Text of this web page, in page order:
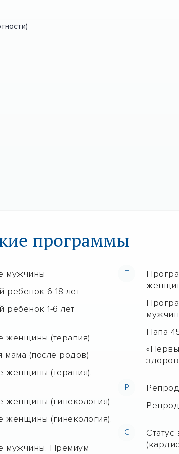
программы
мужчины
ребенок 6-18 лет
ребенок 1-6 лет
женщины (терапия)
мама (после родов)
женщины (терапия).
женщины (гинекология)
женщины (гинекология).
мужчины. Премиум
П
мужчин
Папа
Р
С
Статус